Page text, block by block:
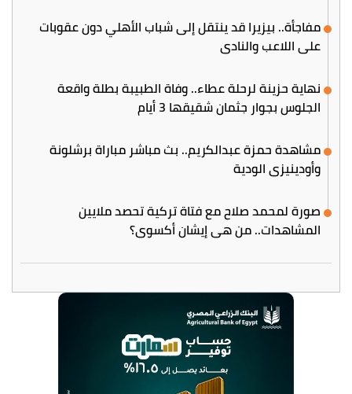
مفاجأة.. بيزيرا قد ينتقل إلى شباب الأهلي دون عقوبات
على اللاعب والنادي
نهاية حزينة لرحلة عطاء.. وفاة الطبيبة بطلة واقعة
الجلوس بجوار جثمان شقيقها 3 أيام
مشاهدة حمزة عبدالكريم.. بث مباشر مباراة برشلونة
وأودينيزي الودية
صورة لمحمد صلاح مع فتاة تركية تحصد ملايين
المشاهدات.. من هي إيشان أكسوي؟